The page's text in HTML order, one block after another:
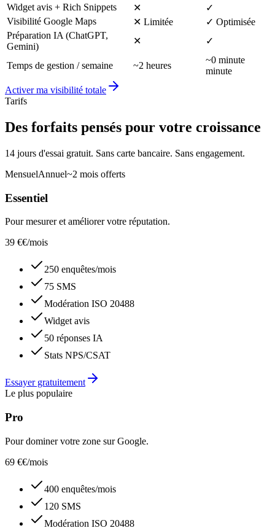
Widget avis + Rich Snippets
✕
✓
Visibilité Google Maps
✕ Limitée ✓ Optimisée
Préparation IA (ChatGPT,
Gemini)
✕ ✓
Temps de gestion / semaine ~2 heures
~0 minute
minute
Activer ma visibilité totale
Tarifs
Des forfaits pensés pour votre croissance
14 jours d'essai gratuit. Sans carte bancaire. Sans engagement.
MensuelAnnuel~2 mois offerts
Essentiel
Pour mesurer et améliorer votre réputation.
39 €€/mois
250 enquêtes/mois
75 SMS
Modération ISO 20488
Widget avis
50 réponses IA
Stats NPS/CSAT
Essayer gratuitement
Le plus populaire
Pro
Pour dominer votre zone sur Google.
69 €€/mois
400 enquêtes/mois
120 SMS
Modération ISO 20488